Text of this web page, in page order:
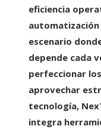
eficiencia
automatización
escenario
depende cada
perfeccionar
aprovechar
tecnología,
integra